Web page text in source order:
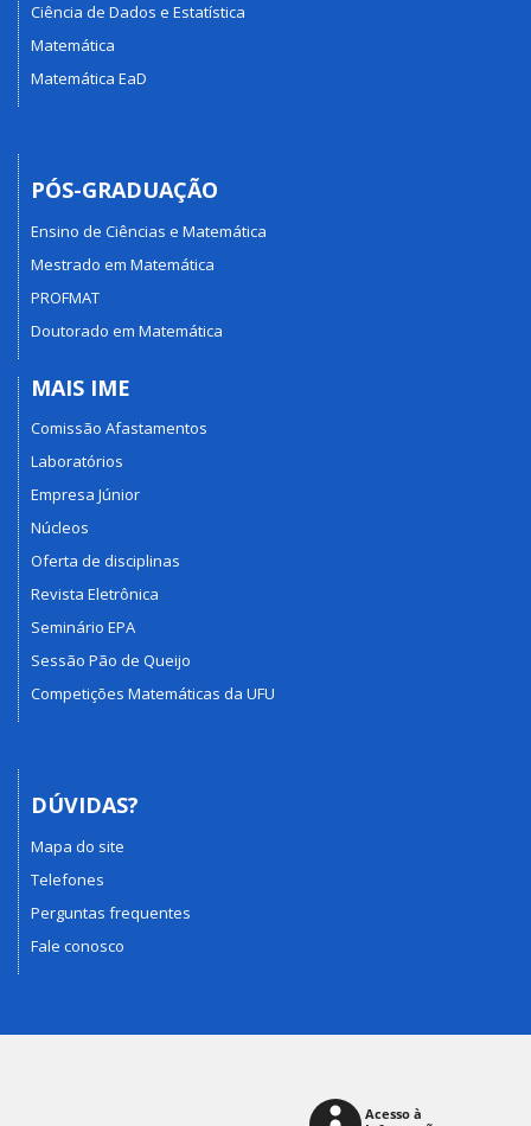
Ciência de Dados e Estatística
Matemática
Matemática EaD
PÓS-GRADUAÇÃO
Ensino de Ciências e Matemática
Mestrado em Matemática
PROFMAT
Doutorado em Matemática
MAIS IME
Comissão Afastamentos
Laboratórios
Empresa Júnior
Núcleos
Oferta de disciplinas
Revista Eletrônica
Seminário EPA
Sessão Pão de Queijo
Competições Matemáticas da UFU
DÚVIDAS?
Mapa do site
Telefones
Perguntas frequentes
Fale conosco